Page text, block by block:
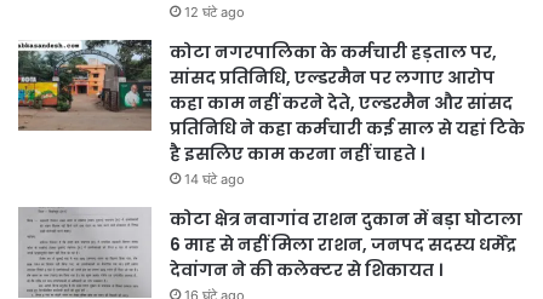
12 घंटे ago
कोटा नगरपालिका के कर्मचारी हड़ताल पर,
सांसद प्रतिनिधि, एल्डरमैन पर लगाए आरोप
कहा काम नहीं करने देते, एल्डरमैन और सांसद
प्रतिनिधि ने कहा कर्मचारी कई साल से यहां टिके
है इसलिए काम करना नहीं चाहते ।
14 घंटे ago
कोटा क्षेत्र नवागांव राशन दुकान में बड़ा घोटाला
6 माह से नहीं मिला राशन, जनपद सदस्य धर्मेंद्र
देवांगन ने की कलेक्टर से शिकायत ।
16 घंटे ago